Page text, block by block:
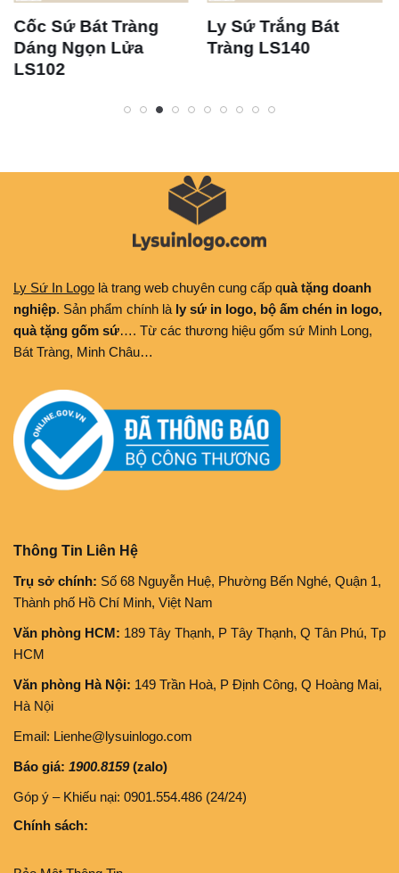
Bát Tràng
Lửa
Ly Sứ Trắng Bát
Tràng LS140
Bộ Ly
Ly Sứ In Logo là trang web chuyên cung cấp quà tặng doanh
nghiệp. Sản phẩm chính là ly sứ in logo, bộ ấm chén in logo,
quà tặng gốm sứ…. Từ các thương hiệu gốm sứ Minh Long,
Bát Tràng, Minh Châu…
Thông Tin Liên Hệ
Trụ sở chính: Số 68 Nguyễn Huệ, Phường Bến Nghé, Quận 1,
Thành phố Hồ Chí Minh, Việt Nam
Văn phòng HCM: 189 Tây Thạnh, P Tây Thạnh, Q Tân Phú, Tp
HCM
Văn phòng Hà Nội: 149 Trần Hoà, P Định Công, Q Hoàng Mai,
Hà Nội
Email: Lienhe@lysuinlogo.com
Báo giá: 1900.8159(zalo)
Góp ý – Khiếu nại: 0901.554.486 (24/24)
Chính sách: